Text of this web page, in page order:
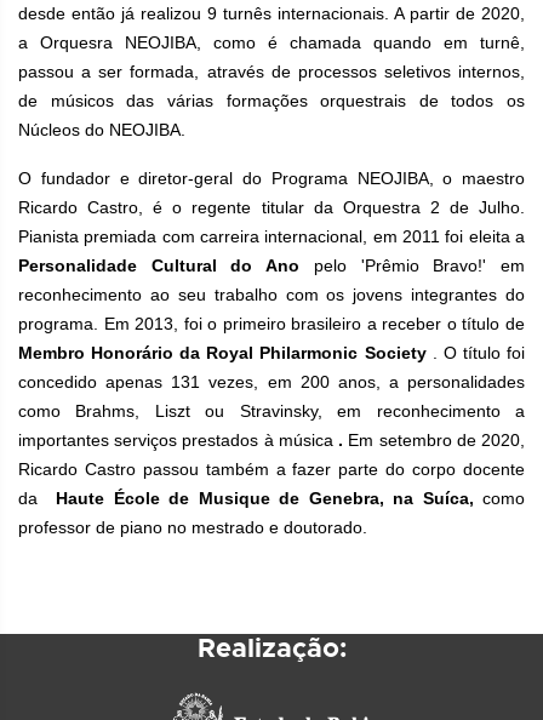
desde então já realizou 9 turnês internacionais. A partir de 2020,
a Orquesra NEOJIBA, como é chamada quando em turnê,
passou a ser formada, através de processos seletivos internos,
de músicos das várias formações orquestrais de todos os
Núcleos do NEOJIBA.
O fundador e diretor-geral do Programa NEOJIBA, o maestro
Ricardo Castro, é o regente titular da Orquestra 2 de Julho.
Pianista premiada com carreira internacional, em 2011 foi eleita a
Personalidade Cultural do Ano pelo 'Prêmio Bravo!' em
reconhecimento ao seu trabalho com os jovens integrantes do
programa. Em 2013, foi o primeiro brasileiro a receber o título de
Membro Honorário da Royal Philarmonic Society. O título foi
concedido apenas 131 vezes, em 200 anos, a personalidades
como Brahms, Liszt ou Stravinsky, em reconhecimento a
importantes serviços prestados à música . Em setembro de 2020,
Ricardo Castro passou também a fazer parte do corpo docente
da
Haute École de Musique de Genebra, na Suíca, como
professor de piano no mestrado e doutorado.
Realização: